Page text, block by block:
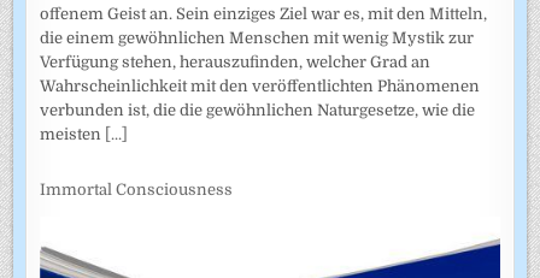
offenem Geist an. Sein einziges Ziel war es, mit den Mitteln,
die einem gewöhnlichen Menschen mit wenig Mystik zur
Verfügung stehen, herauszufinden, welcher Grad an
Wahrscheinlichkeit mit den veröffentlichten Phänomenen
verbunden ist, die die gewöhnlichen Naturgesetze, wie die
meisten [...]
Immortal Consciousness